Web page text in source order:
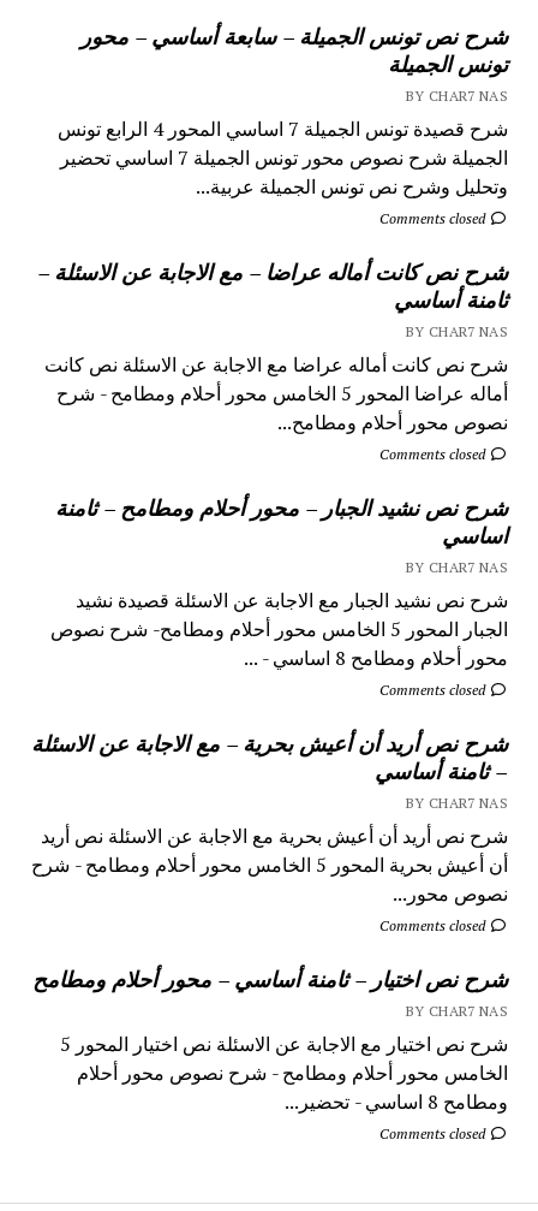
شرح نص تونس الجميلة – سابعة أساسي – محور
تونس الجميلة
BY CHAR7 NAS
شرح قصيدة تونس الجميلة 7 اساسي المحور 4 الرابع تونس
الجميلة شرح نصوص محور تونس الجميلة 7 اساسي تحضير
وتحليل وشرح نص تونس الجميلة عربية...
Comments closed
شرح نص كانت أماله عراضا – مع الاجابة عن الاسئلة –
ثامنة أساسي
BY CHAR7 NAS
شرح نص كانت أماله عراضا مع الاجابة عن الاسئلة نص كانت
أماله عراضا المحور 5 الخامس محور أحلام ومطامح - شرح
نصوص محور أحلام ومطامح...
Comments closed
شرح نص نشيد الجبار – محور أحلام ومطامح – ثامنة
اساسي
BY CHAR7 NAS
شرح نص نشيد الجبار مع الاجابة عن الاسئلة قصيدة نشيد
الجبار المحور 5 الخامس محور أحلام ومطامح- شرح نصوص
محور أحلام ومطامح 8 اساسي - ...
Comments closed
شرح نص أريد أن أعيش بحرية – مع الاجابة عن الاسئلة
– ثامنة أساسي
BY CHAR7 NAS
شرح نص أريد أن أعيش بحرية مع الاجابة عن الاسئلة نص أريد
أن أعيش بحرية المحور 5 الخامس محور أحلام ومطامح - شرح
نصوص محور...
Comments closed
شرح نص اختيار – ثامنة أساسي – محور أحلام ومطامح
BY CHAR7 NAS
شرح نص اختيار مع الاجابة عن الاسئلة نص اختيار المحور 5
الخامس محور أحلام ومطامح - شرح نصوص محور أحلام
ومطامح 8 اساسي - تحضير...
Comments closed